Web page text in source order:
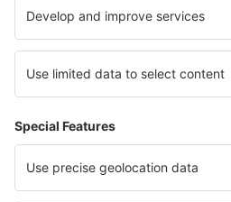
Isles of Scilly St Mary's (ISC)
Londres
Stornoway (SYY)
Lerwick
Swansea Airport (SWS)
Teesside (MME)